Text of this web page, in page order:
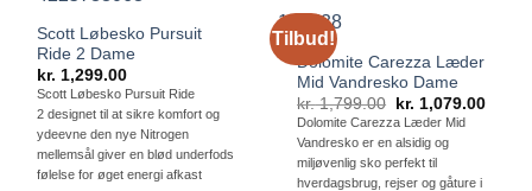
Mulighederne
kan
vælges
på
varesiden
flere
varianter.
Mulighederne
kan
vælges
på
varesiden
Scott Løbesko Pursuit
Ride 2 Dame
kr. 1,299.00
Scott Løbesko Pursuit Ride
2 designet til at sikre komfort og
ydeevne den nye Nitrogen
mellemsål giver en blød underfods
følelse for øget energi afkast
Tilbud!
Dolomite Carezza Læder
Mid Vandresko Dame
kr.1,799.00 Den
oprindelige
var:
kr. 1,799.00.
kr. 1,079.00Den
Dolomite Carezza Læder Mid
Vandresko er en alsidig og
miljøvenlig sko perfekt til
hverdagsbrug, rejser og gåture i